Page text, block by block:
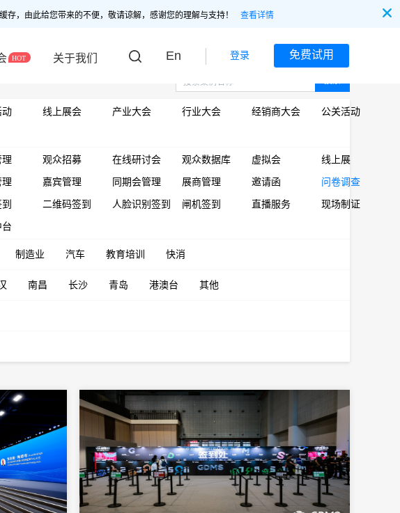
，由此给您带来的不便，敬请谅解，感谢您的理解与支持！ 查看详情
关于我们 En 登录 免费试用
动 线上展会 产业大会 行业大会 经销商大会
公关活动
观众招募 在线研讨会 观众数据库 虚拟会
线上展
理 嘉宾管理 同期会管理 展商管理 邀请函
问卷调查
二维码签到 人脸识别签到 闸机签到 直播服务
现场制证
制造业 汽车 教育培训 快消
南昌 长沙 青岛 港澳台 其他